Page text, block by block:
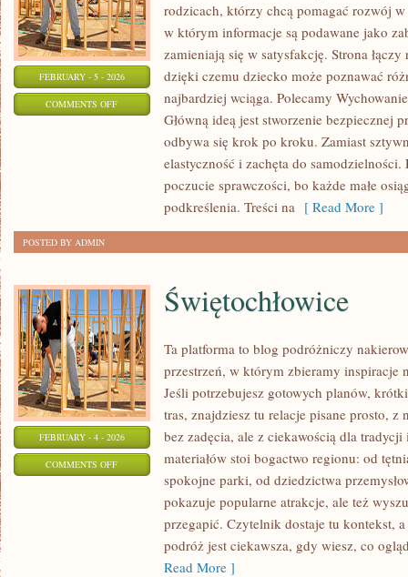
FEBRUARY - 5 - 2026
COMMENTS OFFON
ANGIELSKI
rodzicach, którzy chcą pomagać rozwój
w którym informacje są podawane jako
zamieniają się w satysfakcję. Strona
dzięki czemu dziecko może poznawać
najbardziej wciąga. Polecamy
Główną ideą jest stworzenie bezpiecznej
odbywa się krok po kroku. Zamiast
elastyczność i zachęta do
poczucie sprawczości, bo każde małe
podkreślenia. Treści na [ Read More ]
POSTED BY ADMIN
FEBRUARY - 4 - 2026
COMMENTS OFFON
ŚWIĘTOCHŁOWICE
Świętochłowice
Ta platforma to blog podróżniczy
przestrzeń, w którym zbieramy inspiracje
Jeśli potrzebujesz gotowych planów,
tras, znajdziesz tu relacje pisane prosto, z
bez zadęcia, ale z ciekawością dla
materiałów stoi bogactwo regionu: od
spokojne parki, od dziedzictwa
pokazuje popularne atrakcje, ale też
przegapić. Czytelnik dostaje tu kontekst,
podróż jest ciekawsza, gdy wiesz, co
Read More ]